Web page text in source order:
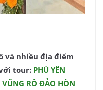
và nhiều địa điểm
tour: PHÚ YÊN
RÔ ĐẢO HÒN